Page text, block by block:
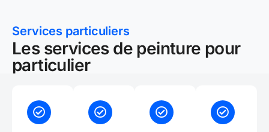
Services particuliers
Les services de peinture pour
particulier